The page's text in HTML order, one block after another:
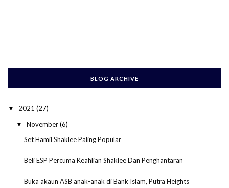
BLOG ARCHIVE
▼ 2021 (27)
▼ November(6)
Set Hamil Shaklee Paling Popular
Beli ESP Percuma Keahlian Shaklee Dan Penghantaran
Buka akaun ASB anak-anak di Bank Islam, Putra Heights